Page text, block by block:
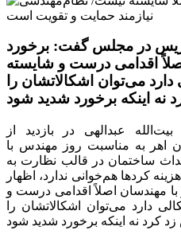
در مجلس گفت: برخورد
اقدامی درست و شایسته
می‌توان اشکالاتشان را
بیت‌الله عبدالهی در بازدید از
اهر به مناسبت روز مهندس با
ساختمان در قالب نظارت به
کردها هم‌خوانی ندارد، اظهار
مهندسان اصلاً اقدامی درست و
دارد می‌توان اشکالاتشان را